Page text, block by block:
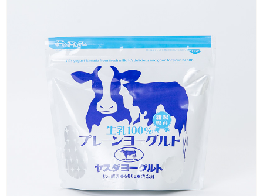
商品から探す
ドリンクヨーグルト